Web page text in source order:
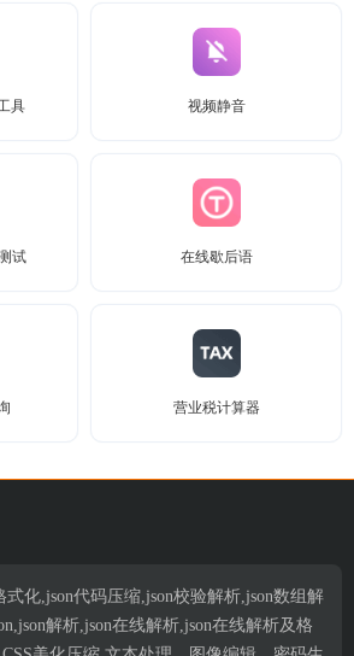
具 视频静音
试 在线歇后语
营业税计算器
化,json代码压缩,json校验解析,json数组解
解析,json在线解析,json在线解析及格